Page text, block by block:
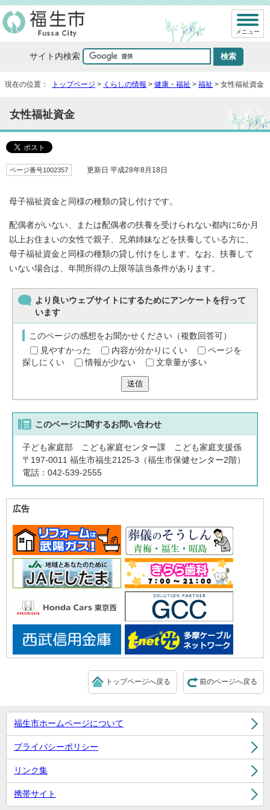
サイト内検索
メニュー
現在の位置： トップページ > くらしの情報 > 健康・福祉 > 福祉 > 女性福祉資金
女性福祉資金
ページ番号1002357 更新日 平成28年8月18日
母子福祉資金と同様の種類の貸し付けです。
配偶者がいない、または配偶者の扶養を受けられない都内に6か月
以上お住まいの女性で親子、兄弟姉妹などを扶養している方に、
母子福祉資金と同様の種類の貸し付けをします。なお、扶養して
いない場合は、年間所得の上限等該当条件があります。
より良いウェブサイトにするためにアンケートを行って
います
このページの感想をお聞かせください（複数回答可）
見やすかった
内容が分かりにくい
ページを
探しにくい
情報が少ない 文章量が多い
送信
このページに関するお問い合わせ
子ども家庭部 こども家庭センター課 こども家庭支援係
〒197-0011 福生市福生2125-3（福生市保健センター2階）
電話：042-539-2555
広告
前のページへ戻る
トップページへ戻る
福生市ホームページについて
プライバシーポリシー
リンク集
携帯サイト